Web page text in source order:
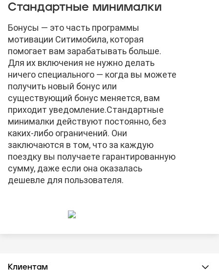
Стандартные минималки
Бонусы — это часть программы
мотивации Ситимобила, которая
помогает вам зарабатывать больше.
Для их включения не нужно делать
ничего специального — когда вы можете
получить новый бонус или
существующий бонус меняется, вам
приходит уведомление.Стандартные
минималки действуют постоянно, без
каких-либо ограничений. Они
заключаются в том, что за каждую
поездку вы получаете гарантированную
сумму, даже если она оказалась
дешевле для пользователя.
Клиентам